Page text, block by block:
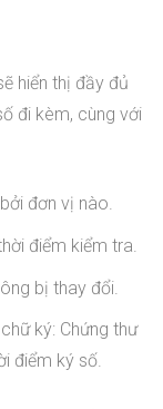
hiển thị đầy đủ
đi kèm, cùng với
đơn vị nào.
điểm kiểm tra.
bị thay đổi.
ký: Chứng thư
điểm ký số.